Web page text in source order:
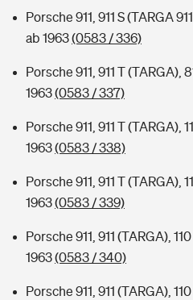
Porsche 911, 911 S (TARGA
ab 1963(0583 / 336)
Porsche 911, 911 T (TARGA),
1963(0583 / 337)
Porsche 911, 911 T (TARGA),
1963(0583 / 338)
Porsche 911, 911 T (TARGA),
1963(0583 / 339)
Porsche 911, 911 (TARGA),
1963(0583 / 340)
Porsche 911, 911 (TARGA),